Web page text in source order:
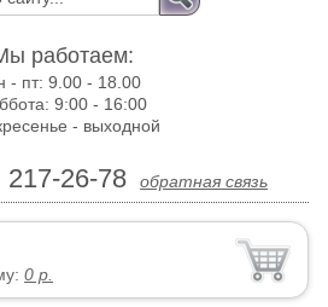
работаем:
- пт:9.00 - 18.00
9:00 - 16:00
- выходной
217-26-78 обратная связь
0 р.